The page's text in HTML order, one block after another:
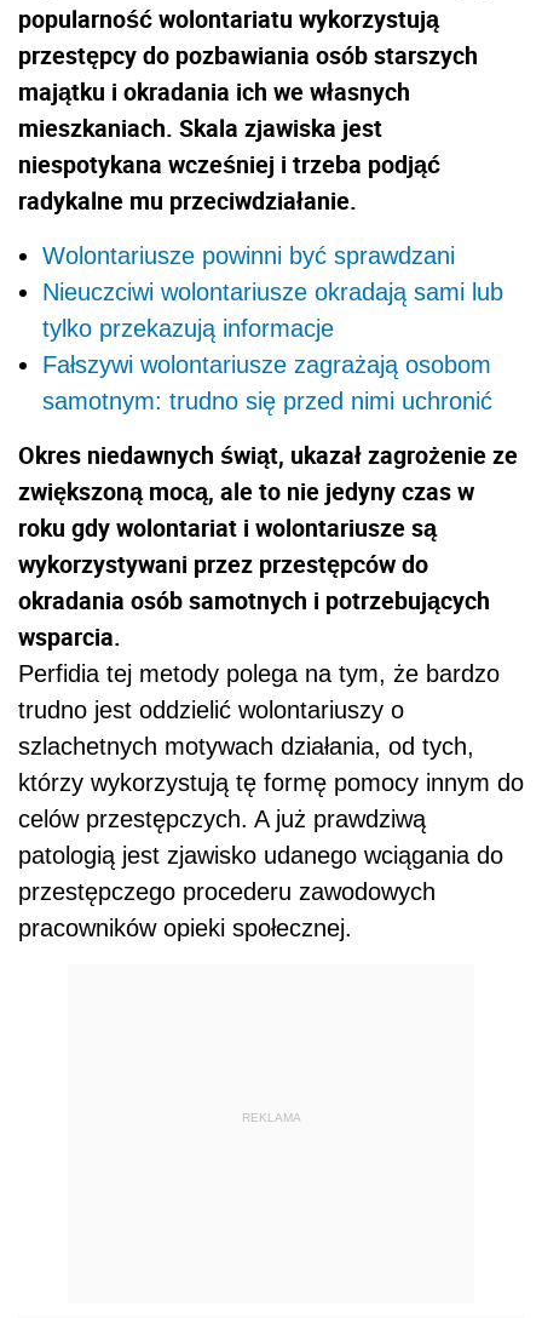
popularność wolontariatu wykorzystują
przestępcy do pozbawiania osób starszych
majątku i okradania ich we własnych
mieszkaniach. Skala zjawiska jest
niespotykana wcześniej i trzeba podjąć
radykalne mu przeciwdziałanie.
Wolontariusze powinni być sprawdzani
Nieuczciwi wolontariusze okradają sami lub
tylko przekazują informacje
Fałszywi wolontariusze zagrażają osobom
samotnym: trudno się przed nimi uchronić
Okres niedawnych świąt, ukazał zagrożenie ze
zwiększoną mocą, ale to nie jedyny czas w
roku gdy wolontariat i wolontariusze są
wykorzystywani przez przestępców do
okradania osób samotnych i potrzebujących
wsparcia.
Perfidia tej metody polega na tym, że bardzo
trudno jest oddzielić wolontariuszy o
szlachetnych motywach działania, od tych,
którzy wykorzystują tę formę pomocy innym do
celów przestępczych. A już prawdziwą
patologią jest zjawisko udanego wciągania do
przestępczego procederu zawodowych
pracowników opieki społecznej.
REKLAMA